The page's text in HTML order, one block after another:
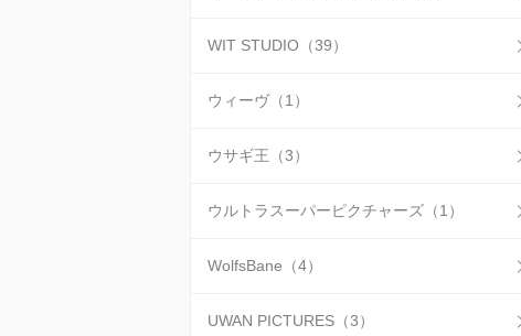
WIT STUDIO（39）
ウィーヴ（1）
ウサギ王（3）
ウルトラスーパーピクチャーズ（1）
WolfsBane（4）
UWAN PICTURES（3）